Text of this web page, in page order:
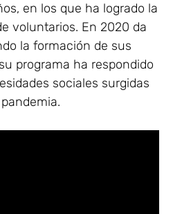
en los que ha logrado la
voluntarios. En 2020 da
la formación de sus
programa ha respondido
sociales surgidas